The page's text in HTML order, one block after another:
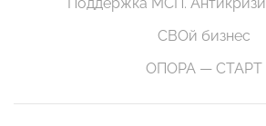
СВОй бизнес
ОПОРА — СТАРТ